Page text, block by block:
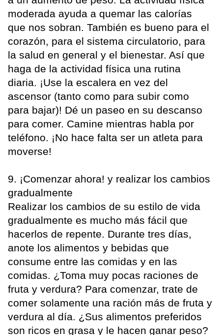
moderada ayuda a quemar las calorías
que nos sobran. También es bueno para el
corazón, para el sistema circulatorio, para
la salud en general y el bienestar. Así que
haga de la actividad física una rutina
diaria. ¡Use la escalera en vez del
ascensor (tanto como para subir como
para bajar)! Dé un paseo en su descanso
para comer. Camine mientras habla por
teléfono. ¡No hace falta ser un atleta para
moverse!
9. ¡Comenzar ahora! y realizar los cambios
gradualmente
Realizar los cambios de su estilo de vida
gradualmente es mucho más fácil que
hacerlos de repente. Durante tres días,
anote los alimentos y bebidas que
consume entre las comidas y en las
comidas. ¿Toma muy pocas raciones de
fruta y verdura? Para comenzar, trate de
comer solamente una ración más de fruta y
verdura al día. ¿Sus alimentos preferidos
son ricos en grasa y le hacen ganar peso?